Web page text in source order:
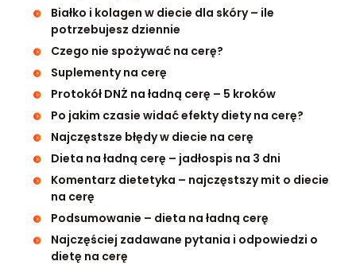
Białko i kolagen w diecie dla skóry – ile
potrzebujesz dziennie
Czego nie spożywać na cerę?
Suplementy na cerę
Protokół DNŻ na ładną cerę – 5 kroków
Po jakim czasie widać efekty diety na cerę?
Najczęstsze błędy w diecie na cerę
Dieta na ładną cerę – jadłospis na 3 dni
Komentarz dietetyka – najczęstszy mit o diecie
na cerę
Podsumowanie – dieta na ładną cerę
Najczęściej zadawane pytania i odpowiedzi o
dietę na cerę